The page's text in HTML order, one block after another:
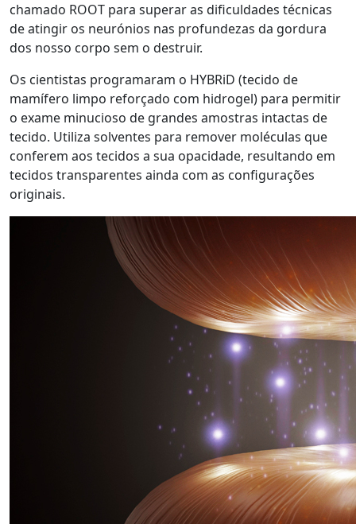
chamado ROOT para superar as dificuldades técnicas
de atingir os neurónios nas profundezas da gordura
dos nosso corpo sem o destruir.
Os cientistas programaram o HYBRiD (tecido de
mamífero limpo reforçado com hidrogel) para permitir
o exame minucioso de grandes amostras intactas de
tecido. Utiliza solventes para remover moléculas que
conferem aos tecidos a sua opacidade, resultando em
tecidos transparentes ainda com as configurações
originais.